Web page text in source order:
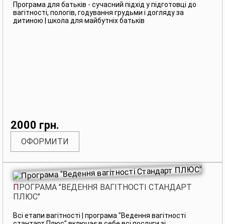
Програма для батьків - сучасний підхід у підготовці до
вагітності, пологів, годування грудьми і догляду за
дитиною | школа для майбутніх батьків
2000 грн.
ОФОРМИТИ
ПРОГРАМА "ВЕДЕННЯ ВАГІТНОСТІ СТАНДАРТ
ПЛЮС"
Всі етапи вагітності | програма "Ведення вагітності